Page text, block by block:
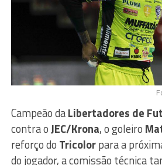
Campeão daLibertadores de
contra oJEC/Krona, o goleiro
reforço do Tricolorpara a
do jogador, a comissão técnica